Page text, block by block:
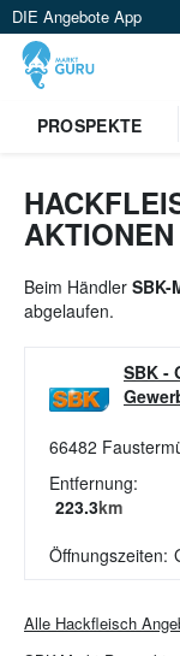
DIE Angebote App
PROSPEKTE
Beim Händler SBK-
abgelaufen.
SBK -
66482
Entfernung:
223.3km
Öffnungszeiten:
Alle Hackfleisch